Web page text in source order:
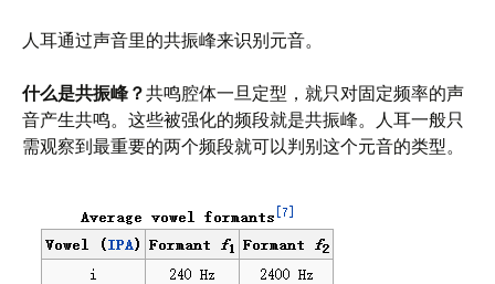
人耳通过声音里的共振峰来识别元音。
什么是共振峰？共鸣腔体一旦定型，就只对固定频率的声
音产生共鸣。这些被强化的频段就是共振峰。人耳一般只
需观察到最重要的两个频段就可以判别这个元音的类型。